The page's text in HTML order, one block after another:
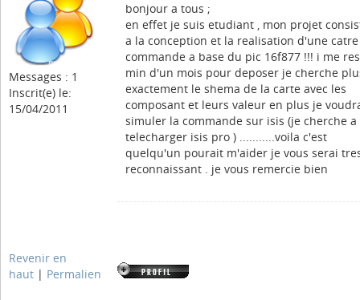
Messages : 1
Inscrit(e) le:
15/04/2011
bonjour a tous ;
en effet je suis etudiant , mon projet
a la conception et la realisation d'une
commande a base du pic 16f877 !!! i me
min d'un mois pour deposer je cherche
exactement le shema de la carte avec les
composant et leurs valeur en plus je
simuler la commande sur isis (je cherche a
telecharger isis pro ) ...........voila c'est
quelqu'un pourait m'aider je vous serai
reconnaissant . je vous remercie bien
Revenir en
haut | Permalien